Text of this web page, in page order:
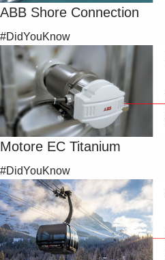
ABB Shore Connection
#DidYouKnow
Motore EC Titanium
#DidYouKnow